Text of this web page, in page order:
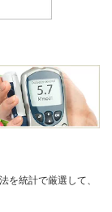
を統計で厳選して、